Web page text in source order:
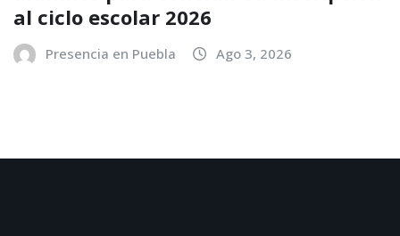
al ciclo escolar 2026
Presencia en Puebla Ago 3, 2026